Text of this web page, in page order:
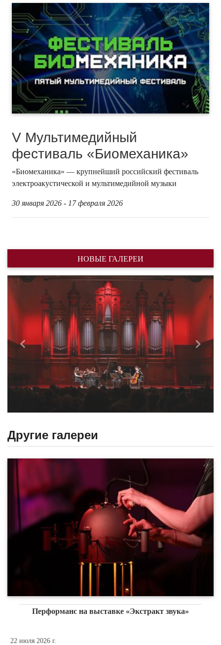
V Мультимедийный
фестиваль «Биомеханика»
«Биомеханика» — крупнейший российский фестиваль
электроакустической и мультимедийной музыки
30 января 2026 - 17 февраля 2026
НОВЫЕ ГАЛЕРЕИ
Назад
Другие галереи
Перформанс на выставке «Экстракт звука»
22 июля 2026 г.